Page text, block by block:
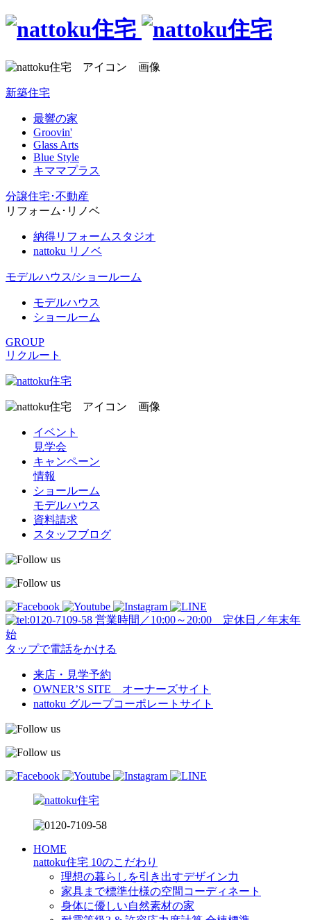
新築住宅
最響の家
Groovin'
Glass Arts
Blue Style
キママプラス
分譲住宅･不動産
リフォーム･リノベ
納得リフォームスタジオ
nattoku リノベ
モデルハウス/ショールーム
モデルハウス
ショールーム
GROUP
リクルート
イベント
見学会
キャンペーン
情報
ショールーム
モデルハウス
資料請求
スタッフブログ
営業時間／10:00～20:00 定休日／年末年
始
タップで電話をかける
来店・見学予約
OWNER’S SITE オーナーズサイト
nattoku グループコーポレートサイト
HOME
nattoku住宅 10のこだわり
理想の暮らしを引き出すデザイン力
家具まで標準仕様の空間コーディネート
身体に優しい自然素材の家